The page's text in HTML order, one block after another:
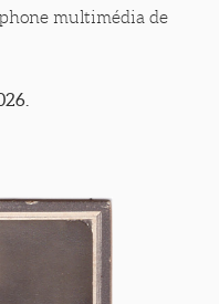
multimédia de